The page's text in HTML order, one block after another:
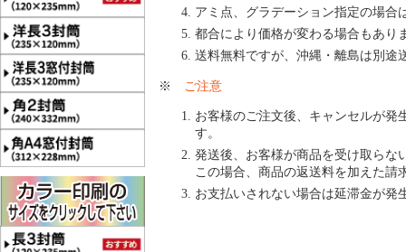
アミ点、グラデーション指定の場合
都合により価格が変わる場合もあり
送料無料ですが、沖縄・離島は別途
※ ご注意
お客様のご注文後、キャンセルが発
す。
発送後、お客様が商品を受け取らな
この場合、商品の返送料を加えた請
お支払いされない場合は延滞金が発